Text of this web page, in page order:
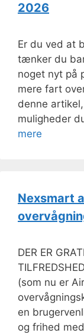
2026
Er du ved at
tænker du
noget nyt på
mere fart
denne
muligheder
mere
Nexsmart
DER ER
(som nu er
en
og frihed